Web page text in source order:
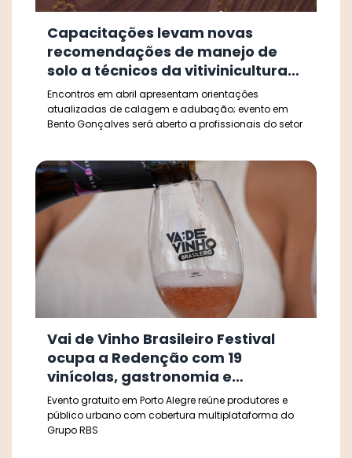
Capacitações levam novas
recomendações de manejo de
solo a técnicos da vitivinicultura
da Serra Gaúcha
Encontros em abril apresentam orientações
atualizadas de calagem e adubação; evento em
Bento Gonçalves será aberto a profissionais do setor
Vai de Vinho Brasileiro Festival
ocupa a Redenção com 19
vinícolas, gastronomia e
experiências ao ar livre
Evento gratuito em Porto Alegre reúne produtores e
público urbano com cobertura multiplataforma do
Grupo RBS